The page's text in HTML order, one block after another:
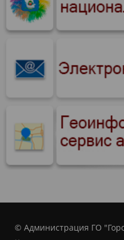
© Администрация ГО